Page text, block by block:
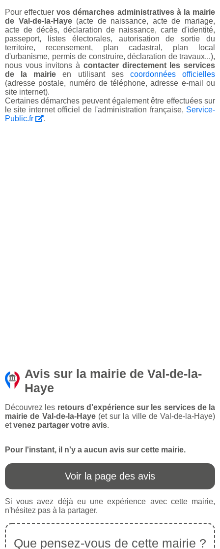
Pour effectuervos démarches administratives à la mairie
de Val-de-la-Haye(acte de naissance, acte de mariage,
acte de décès, déclaration de naissance, carte d'identité,
passeport, listes électorales, autorisation de sortie du
territoire, recensement, plan cadastral, plan local
d'urbanisme, permis de construire, déclaration de travaux...),
nous vous invitons à contacter directement les services
de la mairie en utilisant ses coordonnées officielles
(adresse postale, numéro de téléphone, adresse e-mail ou
site internet).
Certaines démarches peuvent également être effectuées sur
le site internet officiel de l'administration française, Service-
Public.fr
.
Avis sur la mairie de Val-de-la-
Haye
Découvrez les retours d'expérience sur les services de la
mairie de Val-de-la-Haye(et sur la ville de Val-de-la-Haye)
etvenez partager votre avis.
Pour l'instant, il n'y a aucun avis sur cette mairie.
Voir la page des avis
Si vous avez déjà eu une expérience avec cette mairie,
n'hésitez pas à la partager.
Que pensez-vous de cette mairie ?